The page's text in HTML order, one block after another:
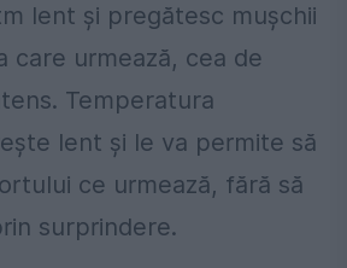
lent și pregătesc mușchii
care urmează, cea de
Temperatura
lent și le va permite să
ce urmează, fără să
surprindere.